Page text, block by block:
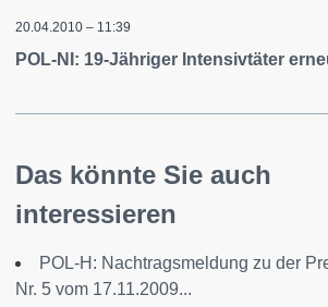
20.04.2010 – 11:39
POL-NI: 19-Jähriger Intensivtäter
Das könnte Sie auch
interessieren
POL-H: Nachtragsmeldung zu der
Nr. 5 vom 17.11.2009...